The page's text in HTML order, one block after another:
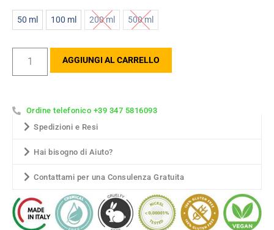
50 ml 100 ml 200 ml 500 ml
AGGIUNGI AL CARRELLO
Ordine telefonico +39 347 5816093
Spedizioni e Resi
Hai bisogno di Aiuto?
Contattami per una Consulenza Gratuita